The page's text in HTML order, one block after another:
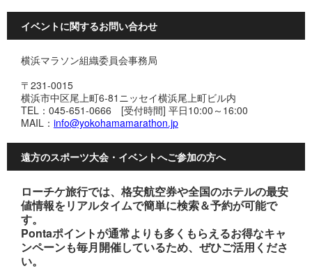
イベントに関するお問い合わせ
横浜マラソン組織委員会事務局
〒231-0015
横浜市中区尾上町6-81ニッセイ横浜尾上町ビル内
TEL：045-651-0666 [受付時間] 平日10:00～16:00
MAIL： info@yokohamamarathon.jp
遠方のスポーツ大会・イベントへご参加の方へ
ローチケ旅行では、格安航空券や全国のホテルの最安
値情報をリアルタイムで簡単に検索＆予約が可能で
す。
Pontaポイントが通常よりも多くもらえるお得なキャ
ンペーンも毎月開催しているため、ぜひご活用くださ
い。